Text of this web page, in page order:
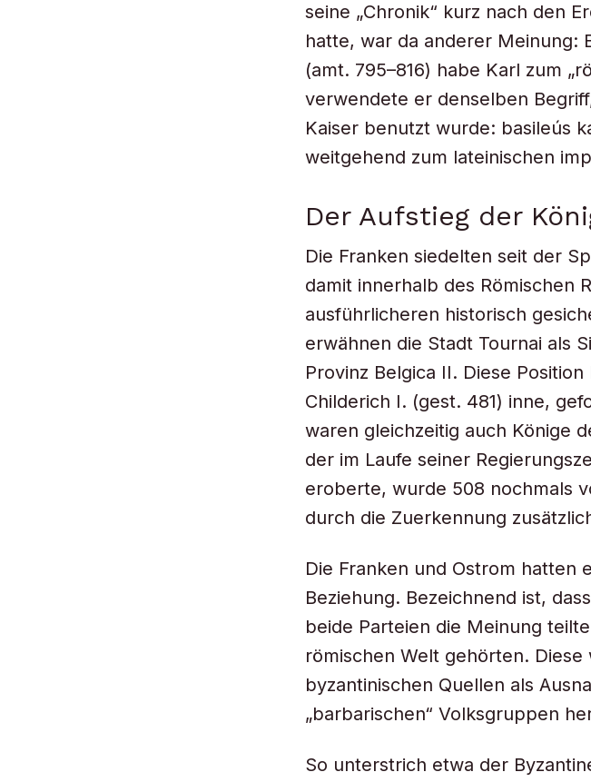
seine „Chronik“ kurz nach den
hatte, war da anderer Meinung:
(amt. 795–816) habe Karl zum
verwendete er denselben
Kaiser benutzt wurde: basileús
weitgehend zum lateinischen
Der Aufstieg der
Die Franken siedelten seit der
damit innerhalb des Römischen
ausführlicheren historisch
erwähnen die Stadt Tournai als
Provinz Belgica II. Diese
Childerich I. (gest. 481) inne,
waren gleichzeitig auch Könige
der im Laufe seiner
eroberte, wurde 508 nochmals
durch die Zuerkennung
Die Franken und Ostrom hatten
Beziehung. Bezeichnend ist,
beide Parteien die Meinung
römischen Welt gehörten.
byzantinischen Quellen als
„barbarischen“ Volksgruppen
So unterstrich etwa der